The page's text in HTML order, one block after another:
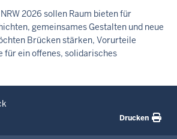
2026 sollen Raum bieten für
gemeinsames Gestalten und neue
Brücken stärken, Vorurteile
für ein offenes, solidarisches
Drucken